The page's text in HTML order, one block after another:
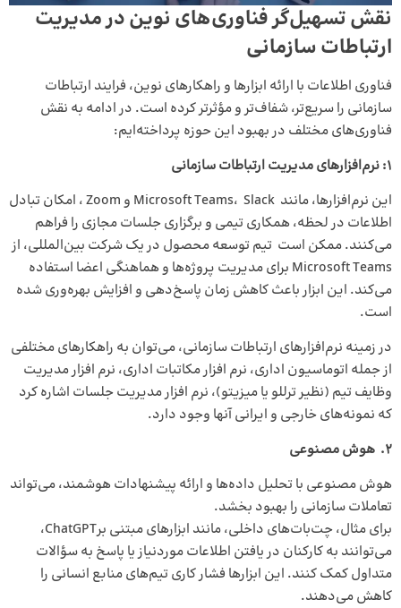
نقش تسهیل‌گر فناوری‌های نوین در مدیریت
ارتباطات سازمانی
فناوری اطلاعات با ارائه ابزارها و راهکارهای نوین، فرایند ارتباطات
سازمانی را سریع‌تر، شفاف‌تر و مؤثرتر کرده است. در ادامه به نقش
فناوری‌های مختلف در بهبود این حوزه پرداخته‌ایم:
1: نرم‌افزارهای مدیریت ارتباطات سازمانی
این نرم‌افزارها، مانند Microsoft Teams، Slack و Zoom ، امکان تبادل
اطلاعات در لحظه، همکاری تیمی و برگزاری جلسات مجازی را فراهم
می‌کنند. ممکن است تیم توسعه محصول در یک شرکت بین‌المللی، از
Microsoft Teams برای مدیریت پروژه‌ها و هماهنگی اعضا استفاده
می‌کند. این ابزار باعث کاهش زمان پاسخ‌دهی و افزایش بهره‌وری شده
است.
در زمینه نرم‌افزارهای ارتباطات سازمانی، می‌توان به راهکارهای مختلفی
از جمله اتوماسیون اداری، نرم افزار مکاتبات اداری، نرم افزار مدیریت
وظایف تیم (نظیر ترللو یا میزیتو)، نرم افزار مدیریت جلسات اشاره کرد
که نمونه‌های خارجی و ایرانی آنها وجود دارد.
2. هوش مصنوعی
هوش مصنوعی با تحلیل داده‌ها و ارائه پیشنهادات هوشمند، می‌تواند
تعاملات سازمانی را بهبود بخشد.
برای مثال، چت‌بات‌های داخلی، مانند ابزارهای مبتنی برChatGPT،
می‌توانند به کارکنان در یافتن اطلاعات موردنیاز یا پاسخ به سؤالات
متداول کمک کنند. این ابزارها فشار کاری تیم‌های منابع انسانی را
کاهش می‌دهند.